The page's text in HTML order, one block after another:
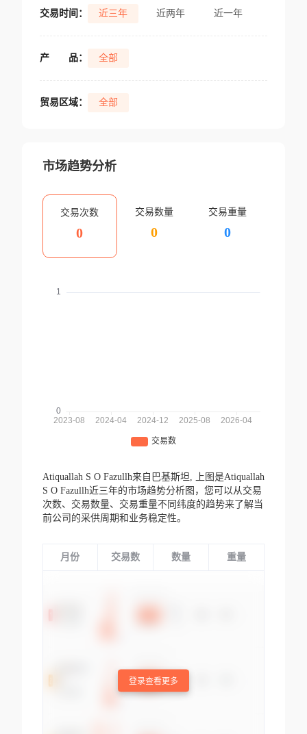
交易时间： 近三年 近两年 近一年
产 品： 全部
贸易区域： 全部
市场趋势分析
交易次数
0
交易数量
0
交易重量
0
Atiquallah S O Fazullh来自巴基斯坦,
上图是Atiquallah
S O Fazullh近三年的市场趋势分析图，您可以从交易
次数、交易数量、交易重量不同纬度的趋势来了解当
前公司的采供周期和业务稳定性。
月份 交易数 数量 重量
登录查看更多